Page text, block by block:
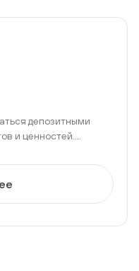
депозитными
и ценностей....